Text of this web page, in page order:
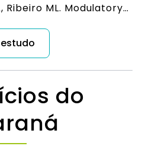
Ribeiro ML. Modulatory
2017 Jun 20;9(6):635.
PMID: 28632199; PMCID:
estudo
do